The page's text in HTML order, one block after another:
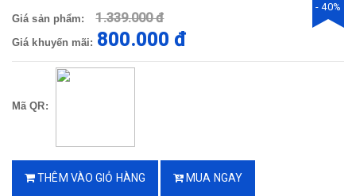
Giá sản phẩm: 1.339.000 đ
Giá khuyến mãi: 800.000 đ
- 40%
Mã QR:
THÊM VÀO GIỎ HÀNG MUA NGAY